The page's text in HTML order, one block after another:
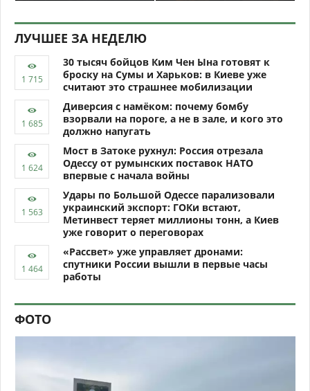
ЛУЧШЕЕ ЗА НЕДЕЛЮ
30 тысяч бойцов Ким Чен Ына готовят к
броску на Сумы и Харьков: в Киеве уже
считают это страшнее мобилизации
Диверсия с намёком: почему бомбу
взорвали на пороге, а не в зале, и кого это
должно напугать
Мост в Затоке рухнул: Россия отрезала
Одессу от румынских поставок НАТО
впервые с начала войны
Удары по Большой Одессе парализовали
украинский экспорт: ГОКи встают,
Метинвест теряет миллионы тонн, а Киев
уже говорит о переговорах
«Рассвет» уже управляет дронами:
спутники России вышли в первые часы
работы
ФОТО